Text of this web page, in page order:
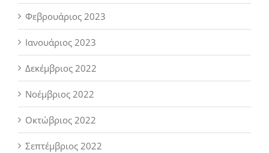
Φεβρουάριος 2023
Ιανουάριος 2023
Δεκέμβριος 2022
Νοέμβριος 2022
Οκτώβριος 2022
Σεπτέμβριος 2022